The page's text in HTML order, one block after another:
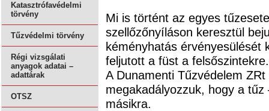
Katasztrófavédelmi
törvény
Tűzvédelmi törvény
Régi vizsgálati
anyagok adatai –
adattárak
OTSZ
Mi is történt az egyes
szellőzőnyíláson keresztül
kéményhatás érvényesülését
feljutott a füst a felsőszintekre.
A Dunamenti Tűzvédelem
megakadályozzuk, hogy a
másikra.